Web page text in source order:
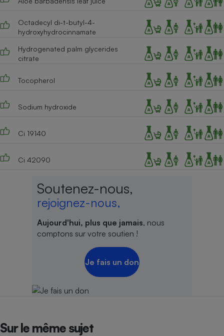
Octadecyl di-t-butyl-4-
hydroxyhydrocinnamate
Hydrogenated palm glycerides
citrate
Tocopherol
Sodium hydroxide
Ci 19140
Ci 42090
Soutenez-nous,
rejoignez-nous,
Aujourd'hui, plus que jamais, nous
comptons sur votre soutien !
Je fais un don
Sur le même sujet